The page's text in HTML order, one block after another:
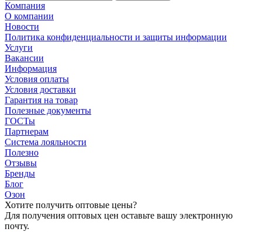
Компания
О компании
Новости
Политика конфиденциальности и защиты информации
Услуги
Вакансии
Информация
Условия оплаты
Условия доставки
Гарантия на товар
Полезные документы
ГОСТы
Партнерам
Система лояльности
Полезно
Отзывы
Бренды
Блог
Озон
Хотите получить оптовые цены?
Для получения оптовых цен оставьте вашу электронную
почту.